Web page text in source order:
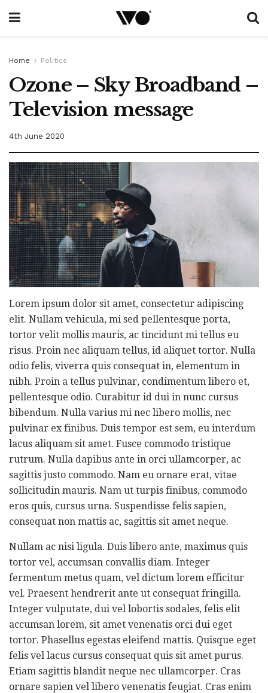
Home Politics
Ozone – Sky Broadband –
Television message
4th June 2020
Lorem ipsum dolor sit amet, consectetur adipiscing
elit. Nullam vehicula, mi sed pellentesque porta,
tortor velit mollis mauris, ac tincidunt mi tellus eu
risus. Proin nec aliquam tellus, id aliquet tortor. Nulla
odio felis, viverra quis consequat in, elementum in
nibh. Proin a tellus pulvinar, condimentum libero et,
pellentesque odio. Curabitur id dui in nunc cursus
bibendum. Nulla varius mi nec libero mollis, nec
pulvinar ex finibus. Duis tempor est sem, eu interdum
lacus aliquam sit amet. Fusce commodo tristique
rutrum. Nulla dapibus ante in orci ullamcorper, ac
sagittis justo commodo. Nam eu ornare erat, vitae
sollicitudin mauris. Nam ut turpis finibus, commodo
eros quis, cursus urna. Suspendisse felis sapien,
consequat non mattis ac, sagittis sit amet neque.
Nullam ac nisi ligula. Duis libero ante, maximus quis
tortor vel, accumsan convallis diam. Integer
fermentum metus quam, vel dictum lorem efficitur
vel. Praesent hendrerit ante ut consequat fringilla.
Integer vulputate, dui vel lobortis sodales, felis elit
accumsan lorem, sit amet venenatis orci dui eget
tortor. Phasellus egestas eleifend mattis. Quisque eget
felis vel lacus cursus consequat quis sit amet purus.
Etiam sagittis blandit neque nec ullamcorper. Cras
ornare sapien vel libero venenatis feugiat. Cras enim